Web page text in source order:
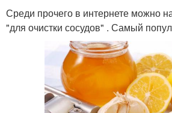
Среди прочего в интернете можно
"для очистки сосудов" . Самый